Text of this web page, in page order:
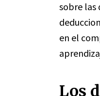
sobre las
en el
Los